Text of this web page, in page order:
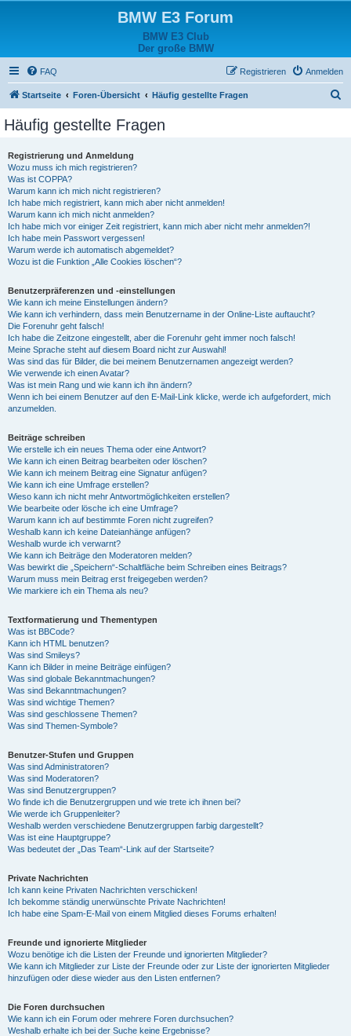
BMW E3 Forum
BMW E3 Club
Der große BMW
FAQ Anmelden
Registrieren
Startseite Foren-Übersicht Häufig gestellte Fragen
Häufig gestellte Fragen
Registrierung und Anmeldung
Wozu muss ich mich registrieren?
Was ist COPPA?
Warum kann ich mich nicht registrieren?
Ich habe mich registriert, kann mich aber nicht anmelden!
Warum kann ich mich nicht anmelden?
Ich habe mich vor einiger Zeit registriert, kann mich aber nicht mehr anmelden?!
Ich habe mein Passwort vergessen!
Warum werde ich automatisch abgemeldet?
Wozu ist die Funktion „Alle Cookies löschen“?
Benutzerpräferenzen und -einstellungen
Wie kann ich meine Einstellungen ändern?
Wie kann ich verhindern, dass mein Benutzername in der Online-Liste auftaucht?
Die Forenuhr geht falsch!
Ich habe die Zeitzone eingestellt, aber die Forenuhr geht immer noch falsch!
Meine Sprache steht auf diesem Board nicht zur Auswahl!
Was sind das für Bilder, die bei meinem Benutzernamen angezeigt werden?
Wie verwende ich einen Avatar?
Was ist mein Rang und wie kann ich ihn ändern?
Wenn ich bei einem Benutzer auf den E-Mail-Link klicke, werde ich aufgefordert, mich
anzumelden.
Beiträge schreiben
Wie erstelle ich ein neues Thema oder eine Antwort?
Wie kann ich einen Beitrag bearbeiten oder löschen?
Wie kann ich meinem Beitrag eine Signatur anfügen?
Wie kann ich eine Umfrage erstellen?
Wieso kann ich nicht mehr Antwortmöglichkeiten erstellen?
Wie bearbeite oder lösche ich eine Umfrage?
Warum kann ich auf bestimmte Foren nicht zugreifen?
Weshalb kann ich keine Dateianhänge anfügen?
Weshalb wurde ich verwarnt?
Wie kann ich Beiträge den Moderatoren melden?
Was bewirkt die „Speichern“-Schaltfläche beim Schreiben eines Beitrags?
Warum muss mein Beitrag erst freigegeben werden?
Wie markiere ich ein Thema als neu?
Textformatierung und Thementypen
Was ist BBCode?
Kann ich HTML benutzen?
Was sind Smileys?
Kann ich Bilder in meine Beiträge einfügen?
Was sind globale Bekanntmachungen?
Was sind Bekanntmachungen?
Was sind wichtige Themen?
Was sind geschlossene Themen?
Was sind Themen-Symbole?
Benutzer-Stufen und Gruppen
Was sind Administratoren?
Was sind Moderatoren?
Was sind Benutzergruppen?
Wo finde ich die Benutzergruppen und wie trete ich ihnen bei?
Wie werde ich Gruppenleiter?
Weshalb werden verschiedene Benutzergruppen farbig dargestellt?
Was ist eine Hauptgruppe?
Was bedeutet der „Das Team“-Link auf der Startseite?
Private Nachrichten
Ich kann keine Privaten Nachrichten verschicken!
Ich bekomme ständig unerwünschte Private Nachrichten!
Ich habe eine Spam-E-Mail von einem Mitglied dieses Forums erhalten!
Freunde und ignorierte Mitglieder
Wozu benötige ich die Listen der Freunde und ignorierten Mitglieder?
Wie kann ich Mitglieder zur Liste der Freunde oder zur Liste der ignorierten Mitglieder
hinzufügen oder diese wieder aus den Listen entfernen?
Die Foren durchsuchen
Wie kann ich ein Forum oder mehrere Foren durchsuchen?
Weshalb erhalte ich bei der Suche keine Ergebnisse?